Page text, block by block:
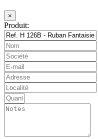
×
Produit: